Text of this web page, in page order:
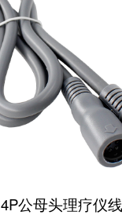
了解详情
4P公母头理疗仪线